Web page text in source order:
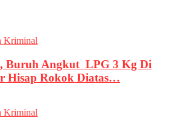
Kriminal
Buruh Angkut LPG 3 Kg Di
Hisap Rokok Diatas…
Kriminal